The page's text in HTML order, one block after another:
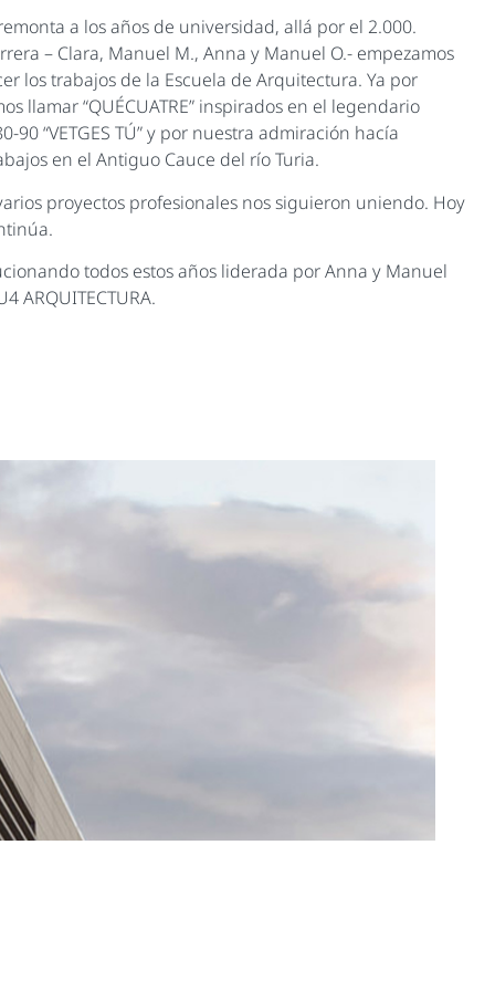
a los años de universidad, allá por el 2.000.
– Clara, Manuel M., Anna y Manuel O.- empezamos
los trabajos de la Escuela de Arquitectura. Ya por
llamar “QUÉCUATRE” inspirados en el legendario
90 “VETGES TÚ” y por nuestra admiración hacía
en el Antiguo Cauce del río Turia.
proyectos profesionales nos siguieron uniendo. Hoy
todos estos años liderada por Anna y Manuel
ARQUITECTURA.